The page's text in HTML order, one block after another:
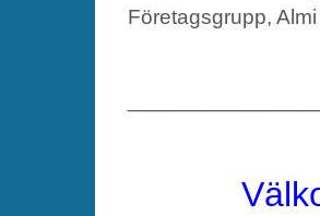
Företagsgrupp,